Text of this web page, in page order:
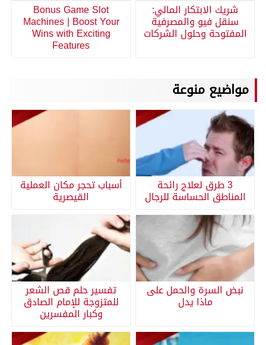
شريك الابتكار المالي:
سنقل فيو والمصرفية
المفتوحة وحلول الشركات
Bonus Game Slot
Machines | Boost Your
Wins with Exciting
Features
مواضيع منوعة
3 طرق لعلاج رائحة
المناطق الحساسة للرجال
أسباب تحجر مكان العملية
القيصرية
نبض السرة والحمل على
ماذا يدل
تفسير حلم قص الشعر
للمتزوجة للإمام الصادق
وكبار المفسرين